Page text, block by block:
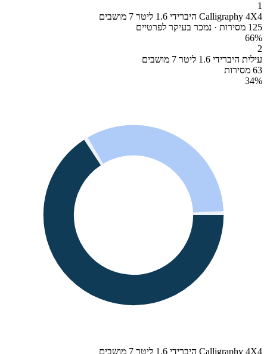
1
Calligraphy 4X4 היברידי 1.6 ליטר 7 מושבים
125 מסירות · נמכר בעיקר לפרטיים
66%
2
עילית היברידי 1.6 ליטר 7 מושבים
63 מסירות
34%
Calligraphy 4X4 היברידי 1.6 ליטר 7 מושבים